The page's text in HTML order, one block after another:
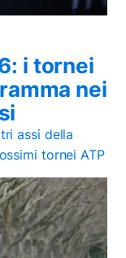
i tornei
nei
assi della
tornei ATP